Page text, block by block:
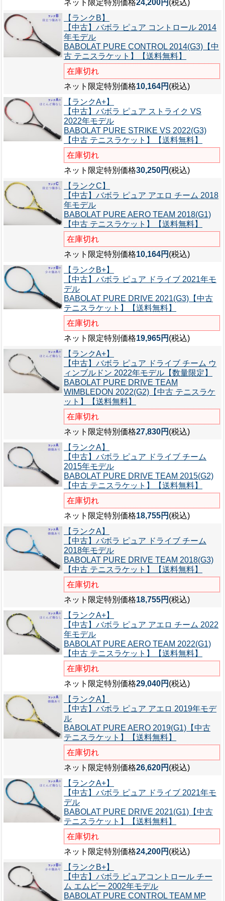
ネット限定特別価格24,200円 (税込)
【ランクB】
【中古】バボラ ピュア コントロール 2014
年モデル
BABOLAT PURE CONTROL 2014(G3)【中
古 テニスラケット】【送料無料】
在庫切れ
ネット限定特別価格10,164円 (税込)
【ランクA+】
【中古】バボラ ピュア ストライク VS
2022年モデル
BABOLAT PURE STRIKE VS 2022(G3)
【中古 テニスラケット】【送料無料】
在庫切れ
ネット限定特別価格30,250円 (税込)
【ランクC】
【中古】バボラ ピュア アエロ チーム 2018
年モデル
BABOLAT PURE AERO TEAM 2018(G1)
【中古 テニスラケット】【送料無料】
在庫切れ
ネット限定特別価格10,164円 (税込)
【ランクB+】
【中古】バボラ ピュア ドライブ 2021年モ
デル
BABOLAT PURE DRIVE 2021(G3)【中古
テニスラケット】【送料無料】
在庫切れ
ネット限定特別価格19,965円 (税込)
【ランクA+】
【中古】バボラ ピュア ドライブ チーム ウ
ィンブルドン 2022年モデル【数量限定】
BABOLAT PURE DRIVE TEAM
WIMBLEDON 2022(G2)【中古 テニスラケ
ット】【送料無料】
在庫切れ
ネット限定特別価格27,830円 (税込)
【ランクA】
【中古】バボラ ピュア ドライブ チーム
2015年モデル
BABOLAT PURE DRIVE TEAM 2015(G2)
【中古 テニスラケット】【送料無料】
在庫切れ
ネット限定特別価格18,755円 (税込)
【ランクA】
【中古】バボラ ピュア ドライブ チーム
2018年モデル
BABOLAT PURE DRIVE TEAM 2018(G3)
【中古 テニスラケット】【送料無料】
在庫切れ
ネット限定特別価格18,755円 (税込)
【ランクA+】
【中古】バボラ ピュア アエロ チーム 2022
年モデル
BABOLAT PURE AERO TEAM 2022(G1)
【中古 テニスラケット】【送料無料】
在庫切れ
ネット限定特別価格29,040円 (税込)
【ランクA】
【中古】バボラ ピュア アエロ 2019年モデ
ル
BABOLAT PURE AERO 2019(G1)【中古
テニスラケット】【送料無料】
在庫切れ
ネット限定特別価格26,620円 (税込)
【ランクA+】
【中古】バボラ ピュア ドライブ 2021年モ
デル
BABOLAT PURE DRIVE 2021(G1)【中古
テニスラケット】【送料無料】
在庫切れ
ネット限定特別価格24,200円 (税込)
【ランクB+】
【中古】バボラ ピュアコントロール チー
ム エムピー 2002年モデル
BABOLAT PURE CONTROL TEAM MP